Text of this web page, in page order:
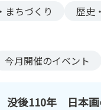
まちづくり 歴史
今月開催のイベント
没後110年 日本